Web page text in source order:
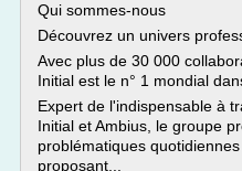
Qui sommes-nous
Découvrez un univers
Avec plus de 30 000
Initial est le n° 1 mondial
Expert de l'indispensable à
Initial et Ambius, le groupe
problématiques
proposant...